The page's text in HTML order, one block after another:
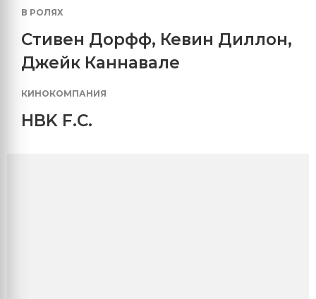
В РОЛЯХ
Стивен Дорфф, Кевин Диллон,
Джейк Каннавале
КИНОКОМПАНИЯ
HBK F.C.